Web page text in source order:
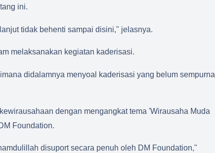
ini.
tidak behenti sampai disini," jelasnya.
melaksanakan kegiatan kaderisasi.
didalamnya menyoal kaderisasi yang belum sempurna
dengan mengangkat tema 'Wirausaha Muda
Foundation.
disuport secara penuh oleh DM Foundation,"